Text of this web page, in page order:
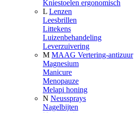
Kniestoelen ergonomisch
L Lenzen
Leesbrillen
Littekens
Luizenbehandeling
Leverzuivering
M MAAG Vertering-antizuur
Magnesium
Manicure
Menopauze
Melapi honing
N Neussprays
Nagelbijten